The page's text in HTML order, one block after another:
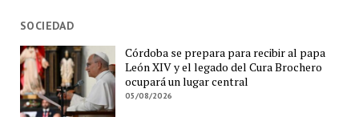
SOCIEDAD
Córdoba se prepara para recibir al papa
León XIV y el legado del Cura Brochero
ocupará un lugar central
05/08/2026